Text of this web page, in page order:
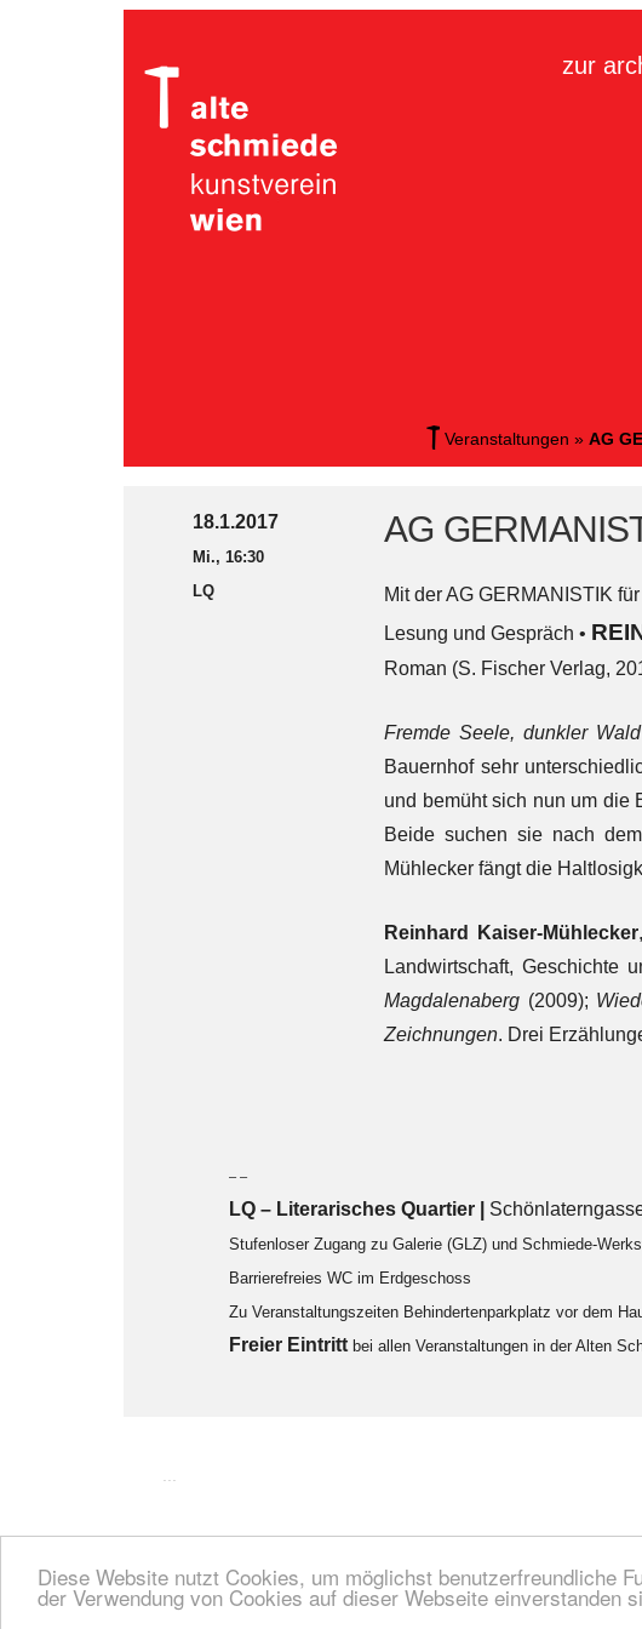
Diese Website nutzt Cookies, um möglichst benutzerfreundliche
der Verwendung von Cookies auf dieser Webseite einverstanden
zur
Veranstaltungen » AG
18.1.2017
Mi., 16:30
LQ
AG
Mit der AG GERMANISTIK
Lesung und Gespräch •
Roman (S. Fischer Verlag,
Fremde Seele, dunkler Wald
Bauernhof sehr
und bemüht sich nun um die
Beide suchen sie nach
Mühlecker fängt die
Reinhard Kaiser-Mühlecker
Landwirtschaft, Geschichte
Magdalenaberg (2009);
Zeichnungen. Drei
– –
LQ – Literarisches Quartier |
Stufenloser Zugang zu Galerie (GLZ) und Schmiede-
Barrierefreies WC im Erdgeschoss
Zu Veranstaltungszeiten Behindertenparkplatz vor dem
Freier Eintritt bei allen Veranstaltungen in der Alten